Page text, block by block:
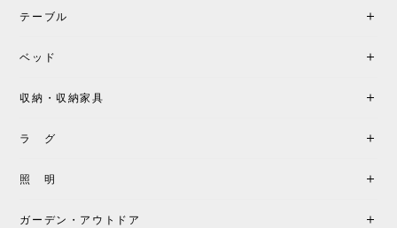
テーブル
ベッド
収納・収納家具
ラ グ
照 明
ガーデン・アウトドア